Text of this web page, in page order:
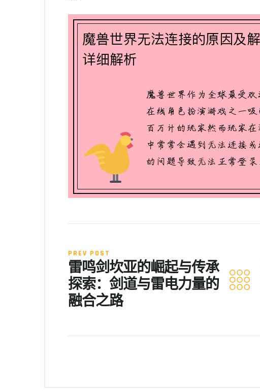
PREV POST
雷鸣剑坎亚的崛起与传承
探索：剑道与雷电力量的
融合之路